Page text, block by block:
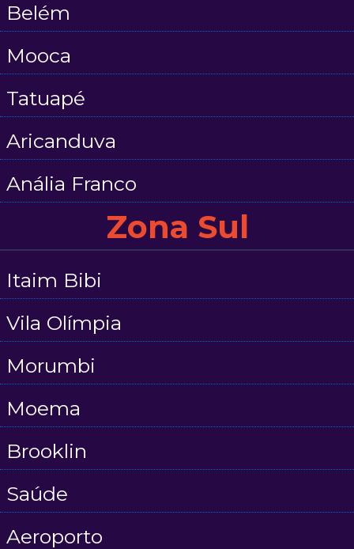
Belém
Mooca
Tatuapé
Aricanduva
Anália Franco
Zona Sul
Itaim Bibi
Vila Olímpia
Morumbi
Moema
Brooklin
Saúde
Aeroporto